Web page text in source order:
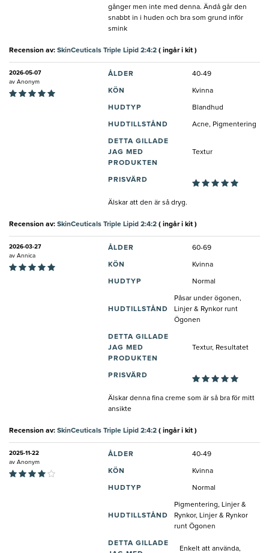
gånger men inte med denna. Ändå går den
snabbt in i huden och bra som grund inför
smink
Recension av: SkinCeuticals Triple Lipid 2:4:2 ( ingår i kit )
2026-05-07
av Anonym
ÅLDER 40-49
KÖN Kvinna
HUDTYP Blandhud
HUDTILLSTÅND Acne, Pigmentering
DETTA GILLADE
JAG MED
PRODUKTEN
Textur
PRISVÄRD
Älskar att den är så dryg.
Recension av: SkinCeuticals Triple Lipid 2:4:2 ( ingår i kit )
2026-03-27
av Annica
ÅLDER 60-69
KÖN Kvinna
HUDTYP Normal
HUDTILLSTÅND
Påsar under ögonen,
Linjer & Rynkor runt
Ögonen
DETTA GILLADE
JAG MED
PRODUKTEN
Textur, Resultatet
PRISVÄRD
Älskar denna fina creme som är så bra för mitt
ansikte
Recension av: SkinCeuticals Triple Lipid 2:4:2 ( ingår i kit )
2025-11-22
av Anonym
ÅLDER 40-49
KÖN Kvinna
HUDTYP Normal
HUDTILLSTÅND
Pigmentering, Linjer &
Rynkor, Linjer & Rynkor
runt Ögonen
DETTA GILLADE
Enkelt att använda,